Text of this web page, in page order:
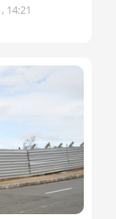
14:21